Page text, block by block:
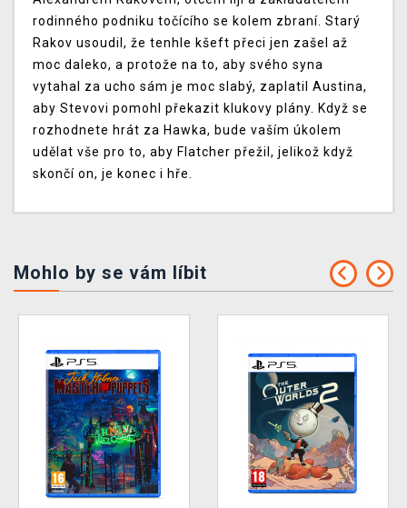
rodinného podniku točícího se kolem zbraní. Starý
Rakov usoudil, že tenhle kšeft přeci jen zašel až
moc daleko, a protože na to, aby svého syna
vytahal za ucho sám je moc slabý, zaplatil Austina,
aby Stevovi pomohl překazit klukovy plány. Když se
rozhodnete hrát za Hawka, bude vaším úkolem
udělat vše pro to, aby Flatcher přežil, jelikož když
skončí on, je konec i hře.
Mohlo by se vám líbit